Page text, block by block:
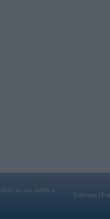
un nav saistīts ar
Galvena